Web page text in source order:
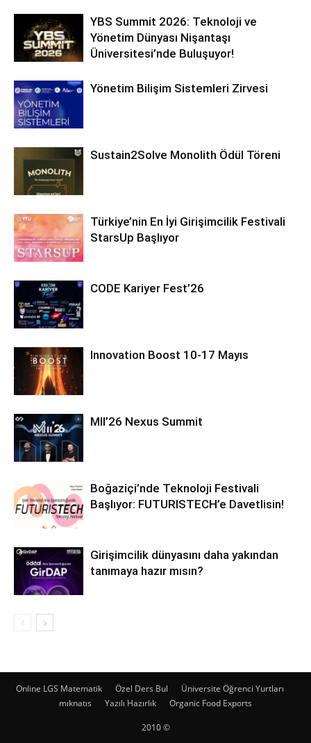
YBS Summit 2026: Teknoloji ve
Yönetim Dünyası Nişantaşı
Üniversitesi’nde Buluşuyor!
Yönetim Bilişim Sistemleri Zirvesi
Sustain2Solve Monolith Ödül Töreni
Türkiye’nin En İyi Girişimcilik Festivali
StarsUp Başlıyor
CODE Kariyer Fest’26
Innovation Boost 10-17 Mayıs
MII’26 Nexus Summit
Boğaziçi’nde Teknoloji Festivali
Başlıyor: FUTURISTECH’e Davetlisin!
Girişimcilik dünyasını daha yakından
tanımaya hazır mısın?
Online LGS Matematik Özel Ders Bul
Üniversite Öğrenci Yurtları
mıknatıs
Yazılı Hazırlık Organic Food Exports
2010 ©